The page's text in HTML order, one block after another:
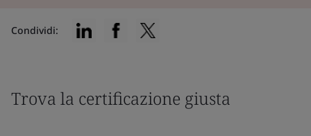
Condividi:
Trova la certificazione giusta